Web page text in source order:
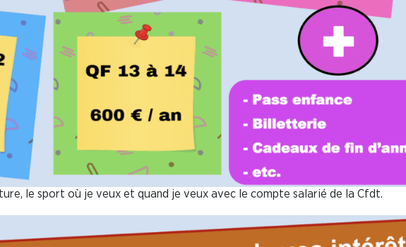
le sport où je veux et quand je veux avec le compte salarié de la Cfdt.